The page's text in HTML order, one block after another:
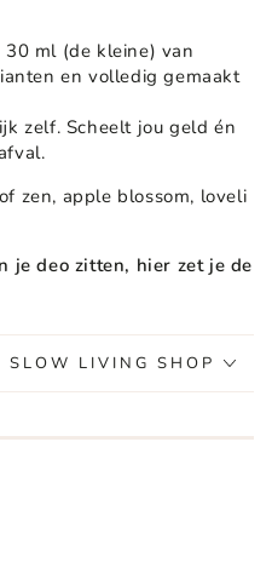
ml (de kleine) van
en volledig gemaakt
zelf. Scheelt jou geld én
zen, apple blossom, loveli
je deo zitten, hier zet je de
SLOW LIVING SHOP